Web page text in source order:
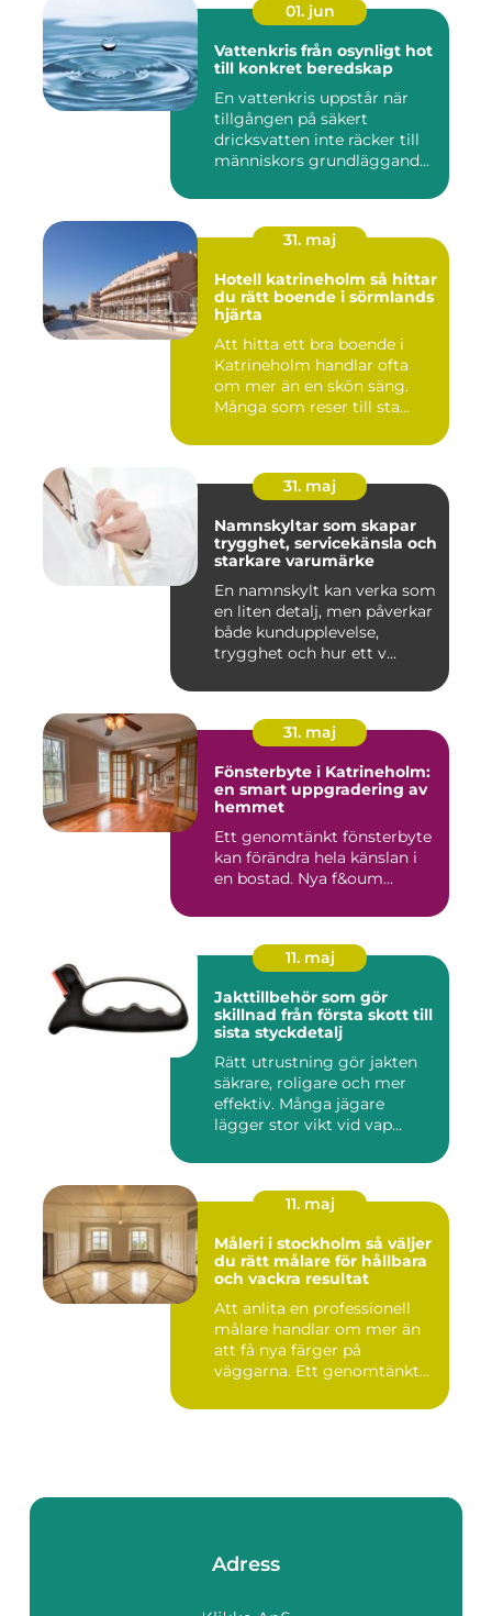
01. jun
Vattenkris från osynligt hot
till konkret beredskap
En vattenkris uppstår när
tillgången på säkert
dricksvatten inte räcker till
människors grundläggand...
31. maj
Hotell katrineholm så hittar
du rätt boende i sörmlands
hjärta
Att hitta ett bra boende i
Katrineholm handlar ofta
om mer än en skön säng.
Många som reser till sta...
31. maj
Namnskyltar som skapar
trygghet, servicekänsla och
starkare varumärke
En namnskylt kan verka som
en liten detalj, men påverkar
både kundupplevelse,
trygghet och hur ett v...
31. maj
Fönsterbyte i Katrineholm:
en smart uppgradering av
hemmet
Ett genomtänkt fönsterbyte
kan förändra hela känslan i
en bostad. Nya f&oum...
11. maj
Jakttillbehör som gör
skillnad från första skott till
sista styckdetalj
Rätt utrustning gör jakten
säkrare, roligare och mer
effektiv. Många jägare
lägger stor vikt vid vap...
11. maj
Måleri i stockholm så väljer
du rätt målare för hållbara
och vackra resultat
Att anlita en professionell
målare handlar om mer än
att få nya färger på
väggarna. Ett genomtänkt
Adress